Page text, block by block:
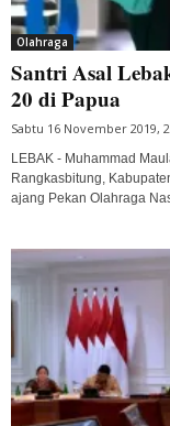
Olahraga
Santri Asal
20 di Papua
Sabtu 16 November 2019,
LEBAK - Muhammad
Rangkasbitung,
ajang Pekan Olahraga